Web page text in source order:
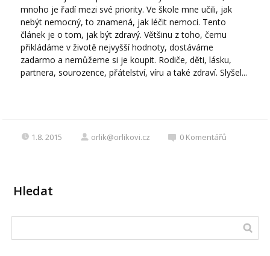
mnoho je řadí mezi své priority. Ve škole mne učili, jak
nebýt nemocný, to znamená, jak léčit nemoci. Tento
článek je o tom, jak být zdravý. Většinu z toho, čemu
přikládáme v životě nejvyšší hodnoty, dostáváme
zadarmo a nemůžeme si je koupit. Rodiče, děti, lásku,
partnera, sourozence, přátelství, víru a také zdraví. Slyšel...
1.8. 2015 orlik@orlikovi.cz 0 Komentářů
Hledat